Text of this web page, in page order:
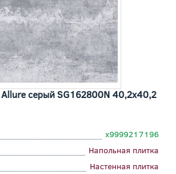
серый SG162800N 40,2x40,2
х9999217196
Напольная плитка
Настенная плитка